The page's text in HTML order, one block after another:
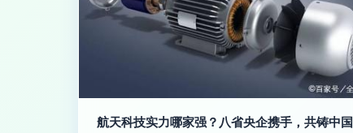
航天科技实力哪家强？八省央企携手，共铸中国